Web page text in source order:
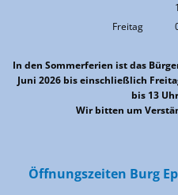
Freitag
In den Sommerferien ist das
Juni 2026 bis einschließlich
bis 13
Wir bitten um
Öffnungszeiten Burg